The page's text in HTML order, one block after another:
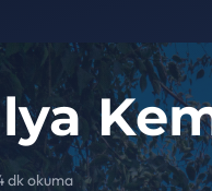
dk okuma